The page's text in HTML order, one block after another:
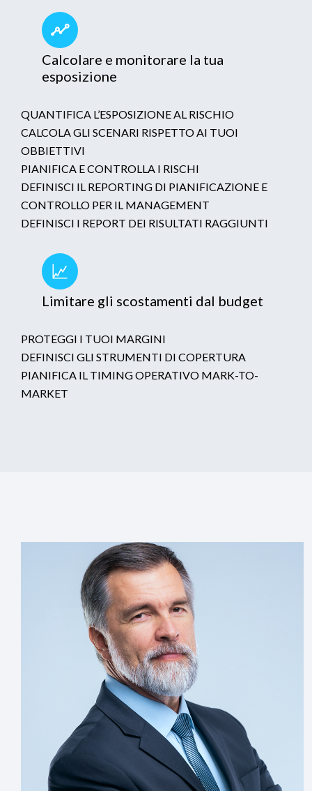
Calcolare e monitorare la tua
esposizione
QUANTIFICA L’ESPOSIZIONE AL RISCHIO
CALCOLA GLI SCENARI RISPETTO AI TUOI
OBBIETTIVI
PIANIFICA E CONTROLLA I RISCHI
DEFINISCI IL REPORTING DI PIANIFICAZIONE E
CONTROLLO PER IL MANAGEMENT
DEFINISCI I REPORT DEI RISULTATI RAGGIUNTI
Limitare gli scostamenti dal budget
PROTEGGI I TUOI MARGINI
DEFINISCI GLI STRUMENTI DI COPERTURA
PIANIFICA IL TIMING OPERATIVO MARK-TO-
MARKET